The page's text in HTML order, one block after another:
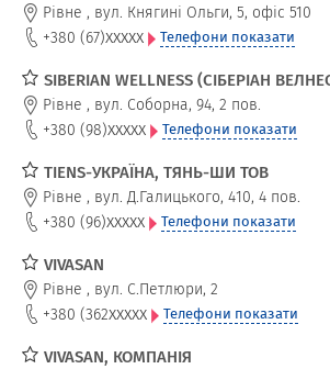
Рівне , вул. Княгині Ольги, 5, офіс 510
+380 (67)xxxxx Телефони показати
SIBERIAN WELLNESS (СІБЕРІАН
Рівне , вул. Соборна, 94, 2 пов.
+380 (98)xxxxx Телефони показати
TIENS-УКРАЇНА, ТЯНЬ-ШИ ТОВ
Рівне , вул. Д.Галицького, 410, 4 пов.
+380 (96)xxxxx Телефони показати
VIVASAN
Рівне , вул. С.Петлюри, 2
+380 (362xxxxx Телефони показати
VIVASAN, КОМПАНІЯ